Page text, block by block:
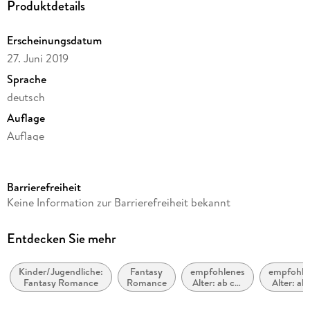
Produktdetails
Erscheinungsdatum
27. Juni 2019
Sprache
deutsch
Auflage
Auflage
Dateigröße
Laufzeit
Altersempfehlung
ab 16 Jahre
Barrierefreiheit
Keine Information zur Barrierefreiheit bekannt
Entdecken Sie mehr
Kinder/Jugendliche:
Fantasy Romance
Fantasy
Romance
empfohlenes
Alter: ab ca.
16 Jahren
Alter: ab
Jahre